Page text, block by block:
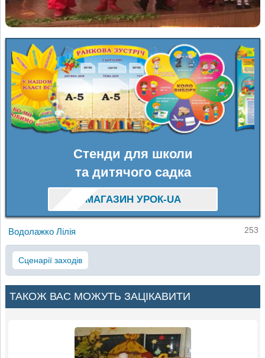
Стенди для школи
та дитячого садка
МАГАЗИН УРОК-UA
Водолажко Лілія 253
Сценарії заходів
ТАКОЖ ВАС МОЖУТЬ ЗАЦІКАВИТИ